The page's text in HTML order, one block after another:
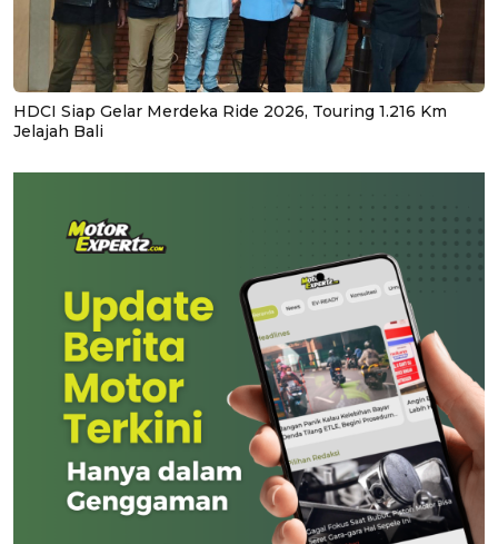
HDCI Siap Gelar Merdeka Ride 2026, Touring 1.216 Km
Jelajah Bali